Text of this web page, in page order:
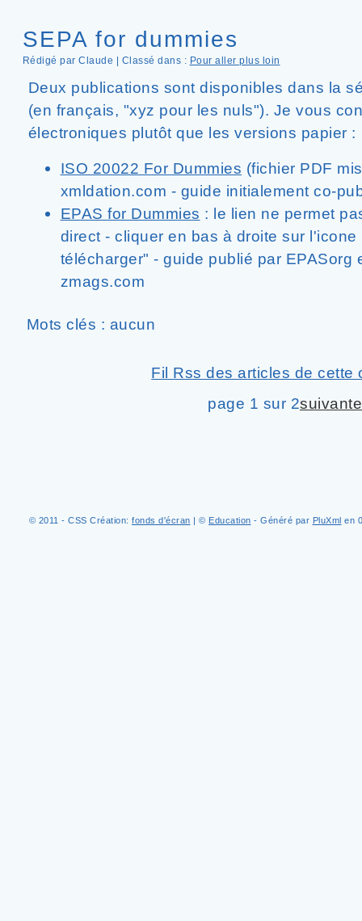
SEPA for dummies
Rédigé par Claude | Classé dans : Pour aller plus loin
Deux publications sont disponibles dans la
(en français, "xyz pour les nuls"). Je vous
électroniques plutôt que les versions papier :
ISO 20022 For Dummies (fichier PDF
xmldation.com - guide initialement co-
EPAS for Dummies : le lien ne permet
direct - cliquer en bas à droite sur l'icone
télécharger" - guide publié par EPASorg
zmags.com
Mots clés : aucun
Fil Rss des articles de cette
page 1 sur 2suivante
© 2011 - CSS Création: fonds d'écran | © Education - Généré par PluXml en